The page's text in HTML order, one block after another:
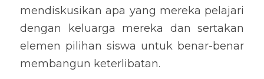
mendiskusikan apa yang mereka pelajari
dengan keluarga mereka dan sertakan
elemen pilihan siswa untuk benar-benar
membangun keterlibatan.